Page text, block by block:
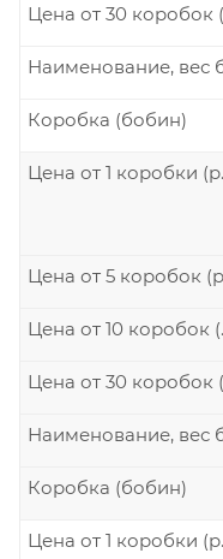
Коробка (бобин)
Коробка (бобин)